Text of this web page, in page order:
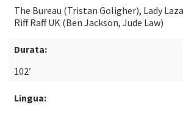
The Bureau (Tristan Goligher), Lady
Riff Raff UK (Ben Jackson, Jude Law)
Durata:
102’
Lingua: